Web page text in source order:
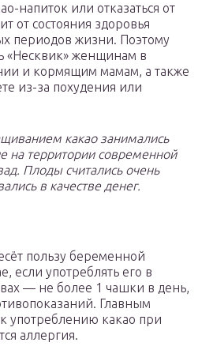
напиток или отказаться от
от состояния здоровья
периодов жизни. Поэтому
«Несквик» женщинам в
и кормящим мамам, а также
из-за похудения или
какао занимались
на территории современной
Плоды считались очень
в качестве денег.
пользу беременной
если употреблять его в
— не более 1 чашки в день,
Главным
употреблению какао при
аллергия.